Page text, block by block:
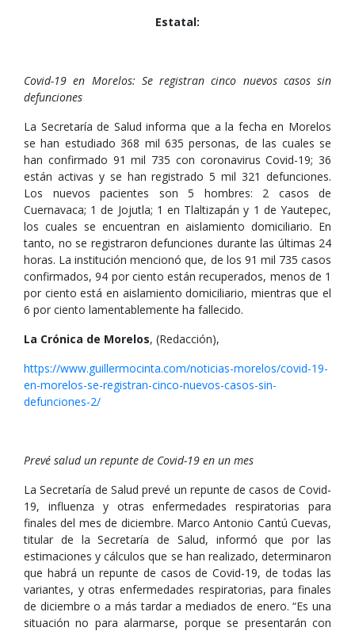
Estatal:
Covid-19 en Morelos: Se registran cinco nuevos casos sin
defunciones
La Secretaría de Salud informa que a la fecha en Morelos
se han estudiado 368 mil 635 personas, de las cuales se
han confirmado 91 mil 735 con coronavirus Covid-19; 36
están activas y se han registrado 5 mil 321 defunciones.
Los nuevos pacientes son 5 hombres: 2 casos de
Cuernavaca; 1 de Jojutla; 1 en Tlaltizapán y 1 de Yautepec,
los cuales se encuentran en aislamiento domiciliario. En
tanto, no se registraron defunciones durante las últimas 24
horas. La institución mencionó que, de los 91 mil 735 casos
confirmados, 94 por ciento están recuperados, menos de 1
por ciento está en aislamiento domiciliario, mientras que el
6 por ciento lamentablemente ha fallecido.
La Crónica de Morelos, (Redacción),
https://www.guillermocinta.com/noticias-morelos/covid-19-
en-morelos-se-registran-cinco-nuevos-casos-sin-
defunciones-2/
Prevé salud un repunte de Covid-19 en un mes
La Secretaría de Salud prevé un repunte de casos de Covid-
19, influenza y otras enfermedades respiratorias para
finales del mes de diciembre. Marco Antonio Cantú Cuevas,
titular de la Secretaría de Salud, informó que por las
estimaciones y cálculos que se han realizado, determinaron
que habrá un repunte de casos de Covid-19, de todas las
variantes, y otras enfermedades respiratorias, para finales
de diciembre o a más tardar a mediados de enero. “Es una
situación no para alarmarse, porque se presentarán con